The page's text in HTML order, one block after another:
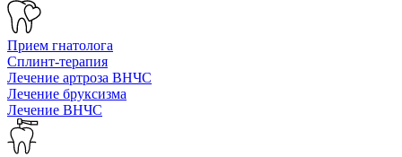
Прием гнатолога
Сплинт-терапия
Лечение артроза ВНЧС
Лечение бруксизма
Лечение ВНЧС